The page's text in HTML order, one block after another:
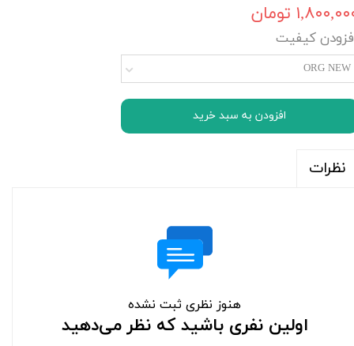
تومان
کیفیت
ORG NEW
افزودن به سبد خرید
نظرات
هنوز نظری ثبت نشده
اولین نفری باشید که نظر می‌دهید